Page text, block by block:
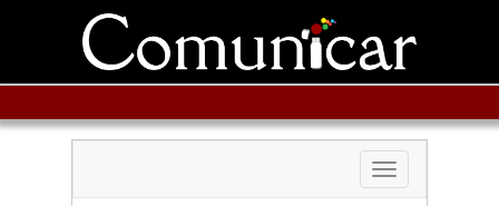
Toggle
navigation